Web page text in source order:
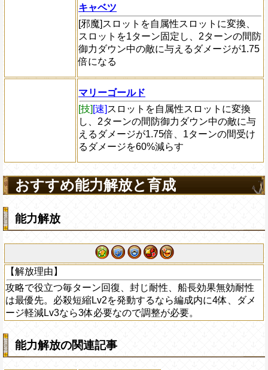
キャベツ
[邪魔]スロットを自属性スロットに変換、
スロットを1ターン固定し、2ターンの間防
御力ダウン中の敵に与えるダメージが1.75
倍になる
マリーゴールド
[技] [速]スロットを自属性スロットに変換
し、2ターンの間防御力ダウン中の敵に与
えるダメージが1.75倍、1ターンの間受け
るダメージを60%減らす
おすすめ能力解放と育成
能力解放
【解放理由】
攻略で役立つ毎ターン回復、封じ耐性、船長効果無効耐性
は最優先。必殺短縮Lv2を発動するなら編成内に4体、ダメ
ージ軽減Lv3なら3体必要なので調整が必要。
能力解放の関連記事